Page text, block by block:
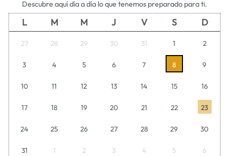
Descubre aquí día a día lo que tenemos preparado para ti.
L M M J V S D
27 28 29 30 31 1 2
3 4 5 6 7 8 9
10 11 12 13 14 15 16
17 18 19 20 21 22 23
24 25 26 27 28 29 30
31 1 2 3 4 5 6